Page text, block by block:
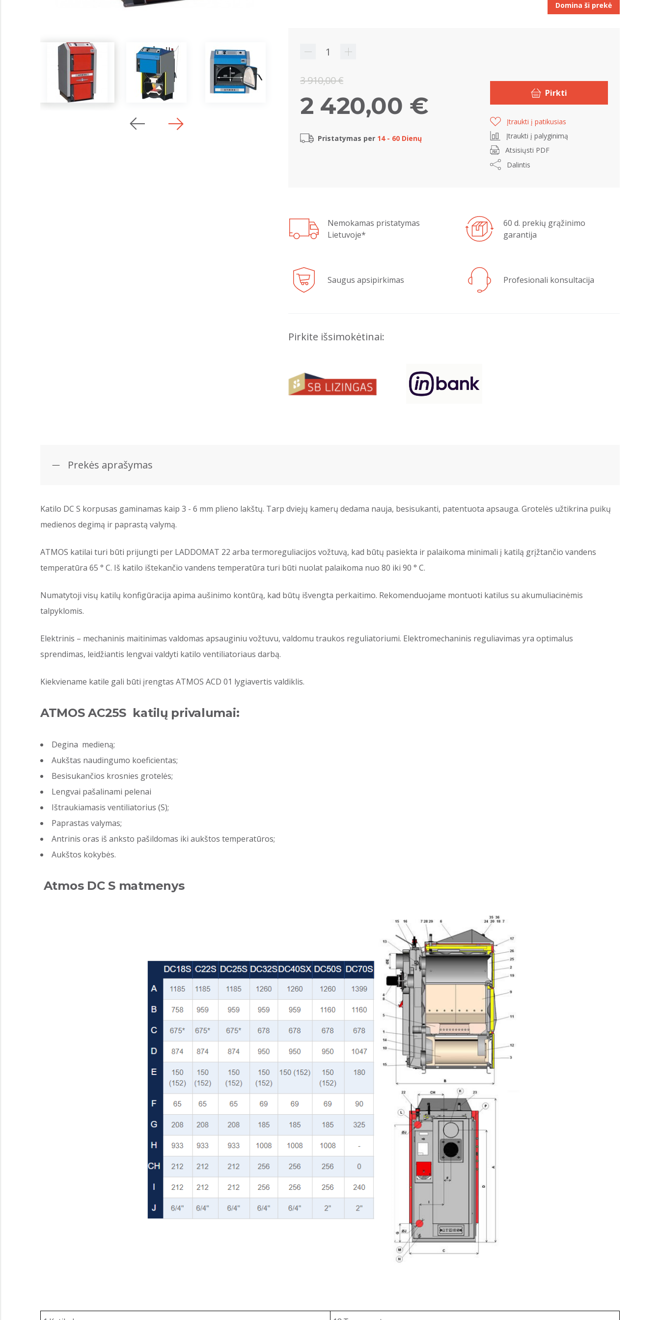
3 910,00 €
2 420,00 €
Pristatymas per 14 - 60 Dienų
Pirkti
Įtraukti į patikusias
Įtraukti į palyginimą
Atsisiųsti PDF
Dalintis
Nemokamas pristatymas
Lietuvoje*
60 d. prekių grąžinimo
garantija
Saugus apsipirkimas Profesionali konsultacija
Pirkite išsimokėtinai:
Domina ši prekė
Prekės aprašymas
Katilo DC S korpusas gaminamas kaip 3 - 6 mm plieno lakštų. Tarp dviejų kamerų dedama nauja, besisukanti, patentuota apsauga. Grotelės užtikrina puikų
medienos degimą ir paprastą valymą.
ATMOS katilai turi būti prijungti per LADDOMAT 22 arba termoreguliacijos vožtuvą, kad būtų pasiekta ir palaikoma minimali į katilą grįžtančio vandens
temperatūra 65 ° C. Iš katilo ištekančio vandens temperatūra turi būti nuolat palaikoma nuo 80 iki 90 ° C.
Numatytoji visų katilų konfigūracija apima aušinimo kontūrą, kad būtų išvengta perkaitimo. Rekomenduojame montuoti katilus su akumuliacinėmis
talpyklomis.
Elektrinis – mechaninis maitinimas valdomas apsauginiu vožtuvu, valdomu traukos reguliatoriumi. Elektromechaninis reguliavimas yra optimalus
sprendimas, leidžiantis lengvai valdyti katilo ventiliatoriaus darbą.
Kiekviename katile gali būti įrengtas ATMOS ACD 01 lygiavertis valdiklis.
ATMOS AC25S katilų privalumai:
Degina medieną;
Aukštas naudingumo koeficientas;
Besisukančios krosnies grotelės;
Lengvai pašalinami pelenai
Ištraukiamasis ventiliatorius (S);
Paprastas valymas;
Antrinis oras iš anksto pašildomas iki aukštos temperatūros;
Aukštos kokybės.
Atmos DC S matmenys